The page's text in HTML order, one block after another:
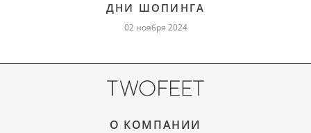
ДНИ ШОПИНГА
02 ноября 2024
О КОМПАНИИ